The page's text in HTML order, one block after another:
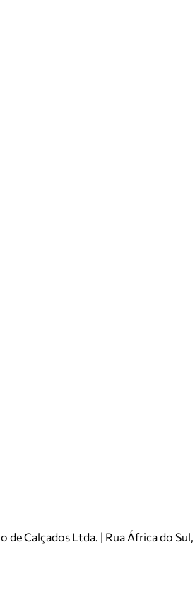
de Calçados Ltda. | Rua África do